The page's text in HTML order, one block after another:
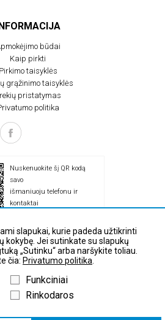
būdai
Kaip pirkti
Pirkimo taisyklės
grąžinimo taisyklės
pristatymas
politika
Nuskenuokite šį QR kodą
savo
išmaniuoju telefonu ir
kontaktai
saugomos dėžės.lt
ir kūrimas
slapukai, kurie padeda užtikrinti
kokybę. Jei sutinkate su slapukų
„Sutinku“ arba naršykite toliau.
čia: Privatumo politika
Funkciniai
Rinkodaros